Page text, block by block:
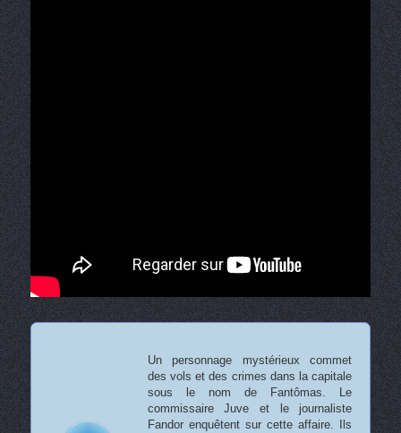
Un personnage mystérieux commet
des vols et des crimes dans la capitale
sous le nom de Fantômas. Le
commissaire Juve et le journaliste
Fandor enquêtent sur cette affaire. Ils